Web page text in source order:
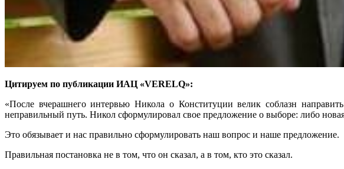
Цитируем по публикации ИАЦ «VERELQ»:
«После вчерашнего интервью Никола о Конституции велик соблазн
неправильный путь. Никол сформулировал свое предложение о выборе: либо
Это обязывает и нас правильно сформулировать наш вопрос и наше предложение.
Правильная постановка не в том, что он сказал, а в том, кто это сказал.